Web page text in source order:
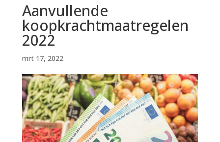
Aanvullende
koopkrachtmaatregelen
2022
mrt 17, 2022